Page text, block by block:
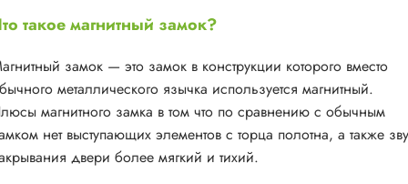
такое магнитный замок?
замок — это замок в конструкции которого вместо
металлического язычка используется магнитный.
магнитного замка в том что по сравнению с обычным
нет выступающих элементов с торца полотна, а также
двери более мягкий и тихий.